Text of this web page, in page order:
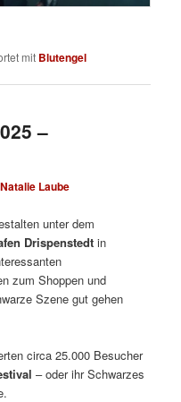
mit Blutengel
–
Natalie Laube
unter dem
Drispenstedt in
zum Shoppen und
Szene gut gehen
circa 25.000 Besucher
– oder ihr Schwarzes